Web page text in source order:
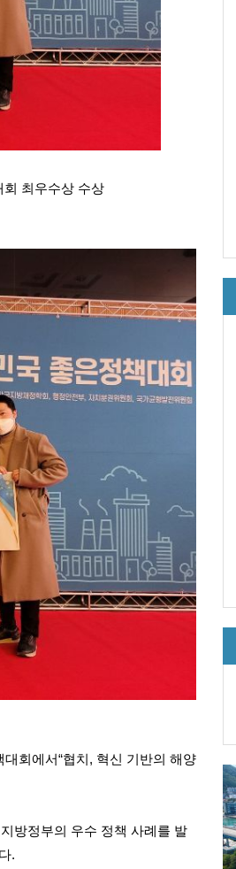
회 최우수상 수상
대회에서“협치 , 혁신 기반의 해양
방정부의 우수 정책 사례를 발
.